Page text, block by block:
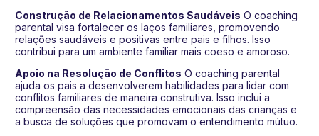
Construção de Relacionamentos Saudáveis O coaching
parental visa fortalecer os laços familiares, promovendo
relações saudáveis e positivas entre pais e filhos. Isso
contribui para um ambiente familiar mais coeso e amoroso.
Apoio na Resolução de Conflitos O coaching parental
ajuda os pais a desenvolverem habilidades para lidar com
conflitos familiares de maneira construtiva. Isso inclui a
compreensão das necessidades emocionais das crianças e
a busca de soluções que promovam o entendimento mútuo.